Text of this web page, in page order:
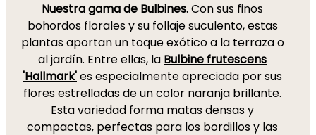
Nuestra gama de Bulbines.Con sus finos
bohordos florales y su follaje suculento, estas
plantas aportan un toque exótico a la terraza o
al jardín. Entre ellas, la Bulbine frutescens
'Hallmark'es especialmente apreciada por sus
flores estrelladas de un color naranja brillante.
Esta variedad forma matas densas y
compactas, perfectas para los bordillos y las